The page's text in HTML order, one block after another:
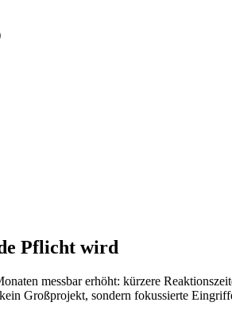
Pflicht wird
messbar erhöht: kürzere
Großprojekt, sondern fokussierte